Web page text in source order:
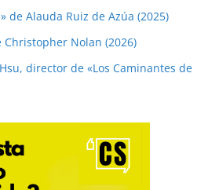
de Alauda Ruiz de Azúa (2025)
Christopher Nolan (2026)
director de «Los Caminantes de